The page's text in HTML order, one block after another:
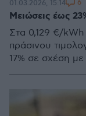
Μειώσεις έως
Στα 0,129 €/
πράσινου
17% σε σχέση με
01.03.2026, 15:14 6